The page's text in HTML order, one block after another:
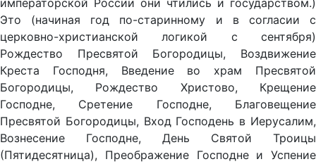
императорской России они чтились и государством.)
Это (начиная год по-старинному и в согласии с
церковно-христианской логикой с сентября)
Рождество Пресвятой Богородицы, Воздвижение
Креста Господня, Введение во храм Пресвятой
Богородицы, Рождество Христово, Крещение
Господне, Сретение Господне, Благовещение
Пресвятой Богородицы, Вход Господень в Иерусалим,
Вознесение Господне, День Святой Троицы
(Пятидесятница), Преображение Господне и Успение